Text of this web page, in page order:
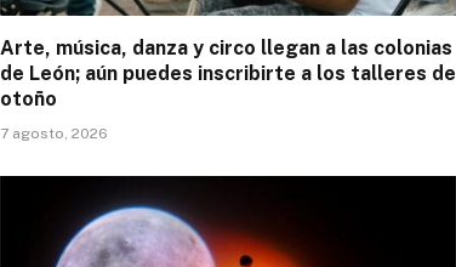
Arte, música, danza y circo llegan a las colonias
de León; aún puedes inscribirte a los talleres de
otoño
7 agosto, 2026